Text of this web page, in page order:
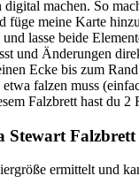
machen. So
füge meine Karte
lasse beide
und Änderungen
Ecke bis zum
falzen muss
Falzbrett hast du 2
Stewart Falzbrett
ermittelt und